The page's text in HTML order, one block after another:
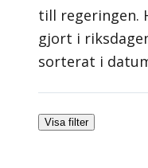
till regeringen.
gjort i
sorterat i
Visa filter